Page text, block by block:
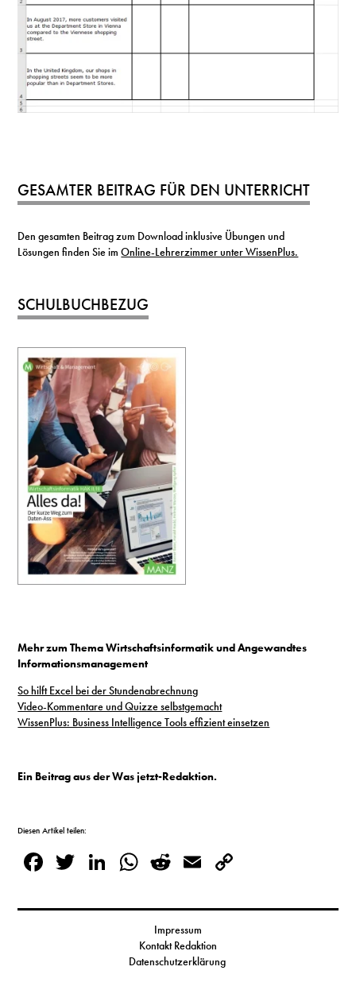
GESAMTER BEITRAG FÜR DEN UNTERRICHT
Den gesamten Beitrag zum Download inklusive Übungen und
Lösungen finden Sie imOnline-Lehrerzimmer unter WissenPlus.
SCHULBUCHBEZUG
Mehr zum Thema Wirtschaftsinformatik und Angewandtes
Informationsmanagement
So hilft Excel bei der Stundenabrechnung
Video-Kommentare und Quizze selbstgemacht
WissenPlus: Business Intelligence Tools effizient einsetzen
Ein Beitrag aus der Was jetzt-Redaktion.
Diesen Artikel teilen:
Facebook
TwitterLinkedIn
WhatsApp
Reddit
Email
Impressum
Kontakt Redaktion
Datenschutzerklärung